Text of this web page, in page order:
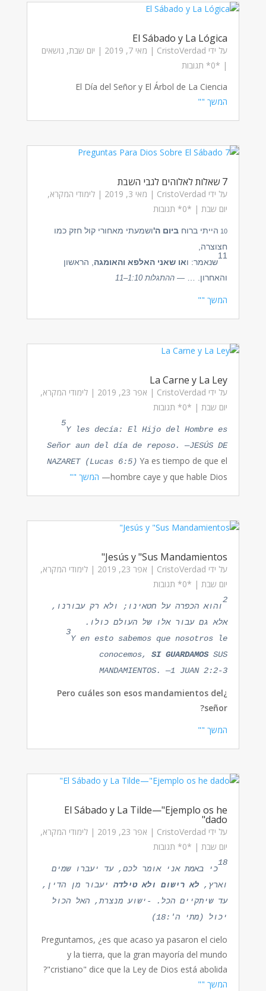
El Sábado y La Lógica
על ידי CristoVerdad
| מאי 7, 2019 | יום שבת, נושאים
| ‏*0* תגובות
El Día del Señor y El Árbol de La Ciencia
המשך ""
7 שאלות לאלוהים לגבי השבת
על ידי CristoVerdad
| מאי 3, 2019 | לימודי המקרא,
יום שבת | ‏*0* תגובות
הייתי ברוח ביום ה'ושמעתי מאחורי קול חזק כמו
חצוצרה,
11
שנאמר: ואו שאני האלפא והאומגה , הראשון
והאחרון. …
— ההתגלות 1:10–11
המשך ""
La Carne y La Ley
על ידי CristoVerdad
| אפר 23, 2019 | לימודי המקרא,
יום שבת| ‏*0* תגובות
5
Y les decía: El Hijo del Hombre es
Señor aun del día de reposo. —JESÚS DE
NAZARET (Lucas 6:5) Ya es tiempo de que el
hombre caye y que hable Dios—
המשך ""
Jesús y "Sus Mandamientos"
על ידי CristoVerdad
| אפר 23, 2019 | לימודי המקרא,
יום שבת| ‏*0* תגובות
2
והוא הכפרה על חטאינו; ולא רק עבורנו,
אלא גם עבור אלו של העולם כולו.
3
Y en esto sabemos que nosotros le
conocemos,SI GUARDAMOS SUS
MANDAMIENTOS. —1 JUAN 2:2-3
¿Pero cuáles son esos mandamientos del
señor?
המשך ""
El Sábado y La Tilde—"Ejemplo os he
dado"
על ידי CristoVerdad
| אפר 23, 2019 | לימודי המקרא,
יום שבת| ‏*0* תגובות
18
כי באמת אני אומר לכם, עד יעברו שמים
וארץ, לא רישום ולא טילדהיעבור מן הדין,
עד שיתקיים הכל. -ישוע מנצרת, האל הכול
יכול (מתי ה':18)
Preguntamos, ¿es que acaso ya pasaron el cielo
y la tierra, que la gran mayoría del mundo
"cristiano" dice que la Ley de Dios está abolida?
המשך ""